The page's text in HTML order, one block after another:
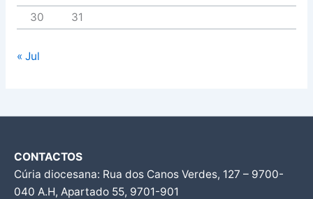
30
31
« Jul
CONTACTOS
Cúria diocesana: Rua dos Canos Verdes, 127 – 9700-
040 A.H, Apartado 55, 9701-901